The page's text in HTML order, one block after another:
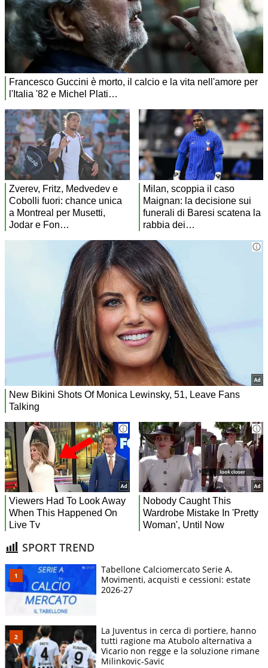
SPORT TREND
Tabellone Calciomercato Serie A.
Movimenti, acquisti e cessioni: estate
2026-27
La Juventus in cerca di portiere, hanno
tutti ragione ma Atubolo alternativa a
Vicario non regge e la soluzione rimane
Milinkovic-Savic